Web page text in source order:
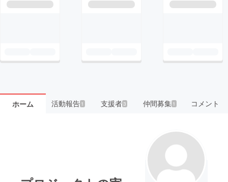
ホーム 活動報告1 支援者3 仲間募集 1 コメント